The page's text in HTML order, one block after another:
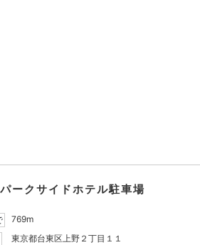
ークサイドホテル駐車場
769m
東京都台東区上野２丁目１１